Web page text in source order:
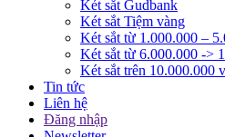
Két sắt Gudbank
Két sắt Tiệm vàng
Két sắt từ 1.000.000 –
Két sắt từ 6.000.000 ->
Két sắt trên 10.000.000
Tin tức
Liên hệ
Đăng nhập